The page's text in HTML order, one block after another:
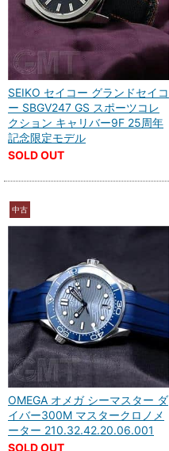
SEIKO セイコー グランドセイコ
ー SBGV247 GS スポーツコレ
クション キャリバー9F 25周年
記念限定モデル
SOLD OUT
中古
OMEGA オメガ シーマスター ダ
イバー300M マスタークロノメ
ーター 210.32.42.20.06.001
SOLD OUT